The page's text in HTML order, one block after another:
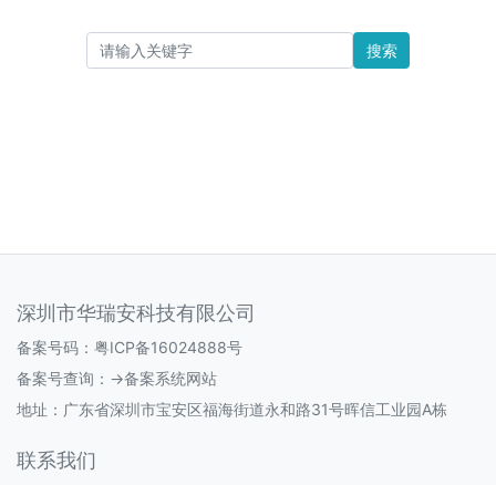
搜索
深圳市华瑞安科技有限公司
备案号码： 粤ICP备16024888号
备案号查询： ->备案系统网站
地址：广东省深圳市宝安区福海街道永和路31号晖信工业园A栋
联系我们